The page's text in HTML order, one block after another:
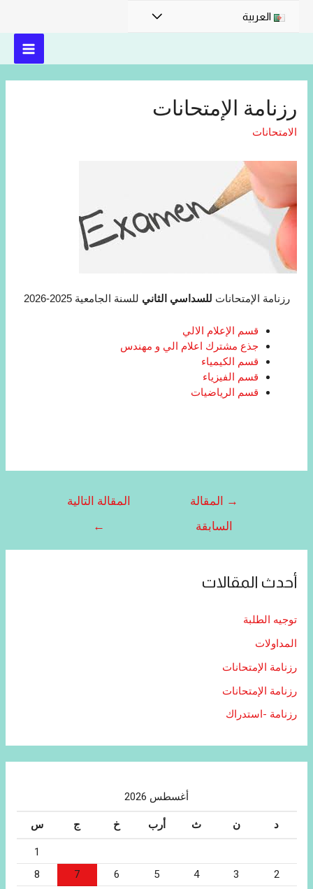
العربية
رزنامة الإمتحانات
الامتحانات
رزنامة الإمتحانات للسداسي الثاني للسنة الجامعية 2025-2026
قسم الإعلام الالي
جذع مشترك اعلام الي و مهندس
قسم الكيمياء
قسم الفيزياء
قسم الرياضيات
→ المقالة
السابقة
المقالة التالية
←
أحدث المقالات
توجيه الطلبة
المداولات
رزنامة الإمتحانات
رزنامة الإمتحانات
رزنامة -استدراك
أغسطس 2026
د ن ث أرب خ ج س
1
2
3
4
5
6
7
8